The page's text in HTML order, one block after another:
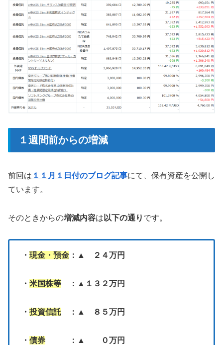
１週間前からの増減
前回は １１月１日付のブログ記事にて、保有資産を公開し
ています。
そのときからの増減内容は 以下の通り です。
・ 現金・預金 ：▲ ２４万円
・ 米国株等 ：▲１３２万円
・ 投資信託 ：▲ ８５万円
・ 債券 ：▲ ０万円